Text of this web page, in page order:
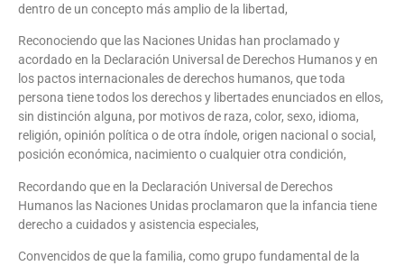
dentro de un concepto más amplio de la libertad,
Reconociendo que las Naciones Unidas han proclamado y
acordado en la Declaración Universal de Derechos Humanos y en
los pactos internacionales de derechos humanos, que toda
persona tiene todos los derechos y libertades enunciados en ellos,
sin distinción alguna, por motivos de raza, color, sexo, idioma,
religión, opinión política o de otra índole, origen nacional o social,
posición económica, nacimiento o cualquier otra condición,
Recordando que en la Declaración Universal de Derechos
Humanos las Naciones Unidas proclamaron que la infancia tiene
derecho a cuidados y asistencia especiales,
Convencidos de que la familia, como grupo fundamental de la